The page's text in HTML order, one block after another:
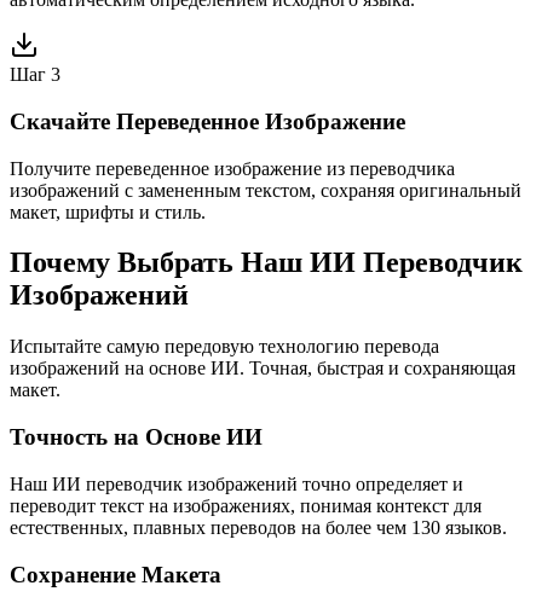
Шаг 3
Скачайте Переведенное Изображение
Получите переведенное изображение из переводчика
изображений с замененным текстом, сохраняя оригинальный
макет, шрифты и стиль.
Почему Выбрать Наш ИИ Переводчик
Изображений
Испытайте самую передовую технологию перевода
изображений на основе ИИ. Точная, быстрая и сохраняющая
макет.
Точность на Основе ИИ
Наш ИИ переводчик изображений точно определяет и
переводит текст на изображениях, понимая контекст для
естественных, плавных переводов на более чем 130 языков.
Сохранение Макета